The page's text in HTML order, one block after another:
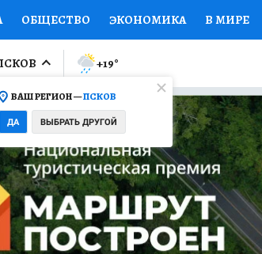
ОБЩЕСТВО ЭКОНОМИКА В МИРЕ
ПРОИСШЕСТВИЯ
МИР Я ЗНАЮ СЕМЬЯ
СЕРИАЛЫ СПЕЦПРОЕКТЫ
КОЛЛЕКЦИИ КОНКУРСЫ РАБОТА У
ВАШ РЕГИОН —ПСКОВ
ДА ВЫБРАТЬ ДРУГОЙ
+19°